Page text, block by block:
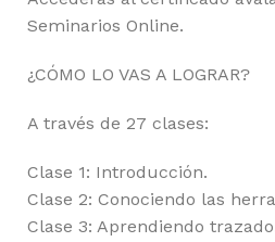
Seminarios Online.
¿CÓMO LO VAS A LOGRAR?
A través de 27 clases:
Clase 1: Introducción.
Clase 2: Conociendo las
Clase 3: Aprendiendo